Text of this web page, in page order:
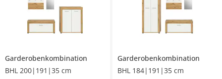
Garderobenkombination
BHL 200|191|35 cm
Garderobenkombination
BHL 184|191|35 cm